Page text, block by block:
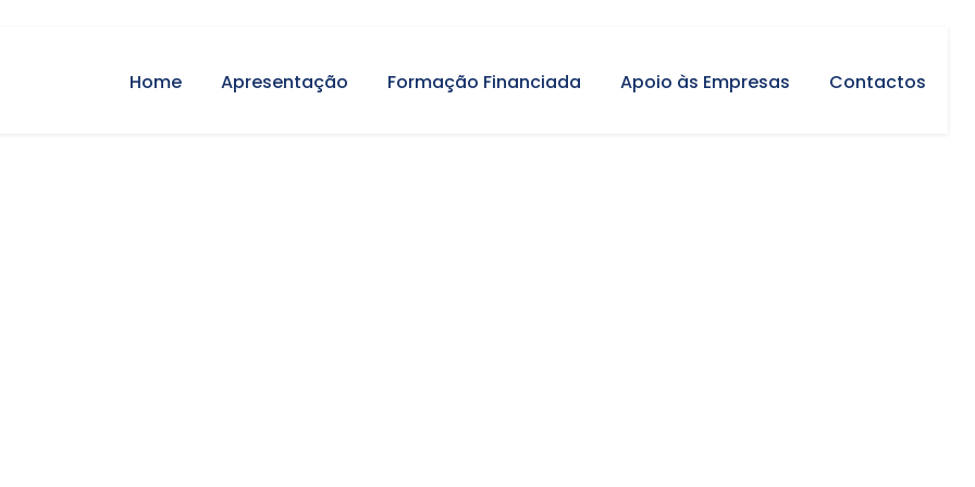
Home Apresentação Formação Financiada Apoio às Empresas Contactos